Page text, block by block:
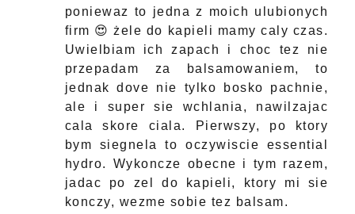
poniewaz to jedna z moich ulubionych
firm 😍 żele do kapieli mamy caly czas.
Uwielbiam ich zapach i choc tez nie
przepadam za balsamowaniem, to
jednak dove nie tylko bosko pachnie,
ale i super sie wchlania, nawilzajac
cala skore ciala. Pierwszy, po ktory
bym siegnela to oczywiscie essential
hydro. Wykoncze obecne i tym razem,
jadac po zel do kapieli, ktory mi sie
konczy, wezme sobie tez balsam.